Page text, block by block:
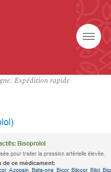
Expédition rapide